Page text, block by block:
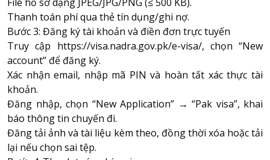
Thanh toán phí qua thẻ tín dụng/ghi nợ.
Bước 3: Đăng ký tài khoản và điền đơn trực tuyến
Truy cập https://visa.nadra.gov.pk/e-visa/, chọn “New
account” để đăng ký.
Xác nhận email, nhập mã PIN và hoàn tất xác thực tài
khoản.
Đăng nhập, chọn “New Application” → “Pak visa”, khai
báo thông tin chuyến đi.
Đăng tải ảnh và tài liệu kèm theo, đồng thời xóa hoặc tải
lại nếu chọn sai tệp.